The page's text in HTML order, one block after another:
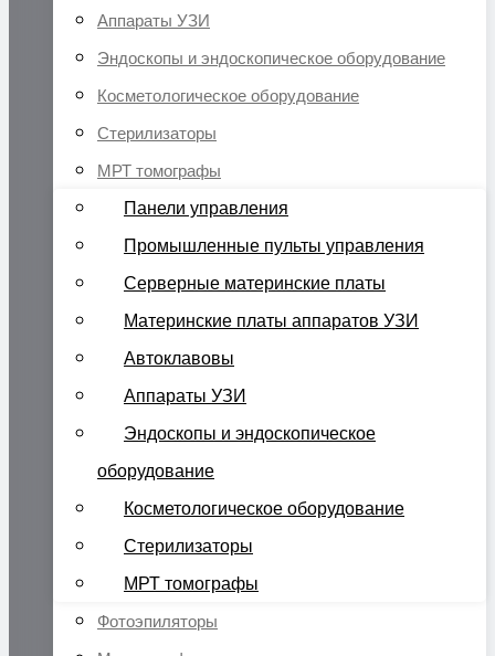
Аппараты УЗИ
Эндоскопы и эндоскопическое оборудование
Косметологическое оборудование
Стерилизаторы
МРТ томографы
Панели управления
Промышленные пульты управления
Серверные материнские платы
Материнские платы аппаратов УЗИ
Автоклавовы
Аппараты УЗИ
Эндоскопы и эндоскопическое
оборудование
Косметологическое оборудование
Стерилизаторы
МРТ томографы
Фотоэпиляторы